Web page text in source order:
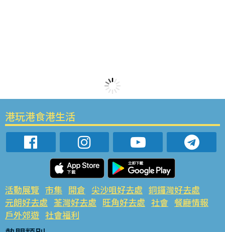
港玩港食港生活
活動展覽 市集 開倉 尖沙咀好去處 銅鑼灣好去處
元朗好去處 荃灣好去處 旺角好去處 社會 餐廳情報
戶外郊遊 社會福利